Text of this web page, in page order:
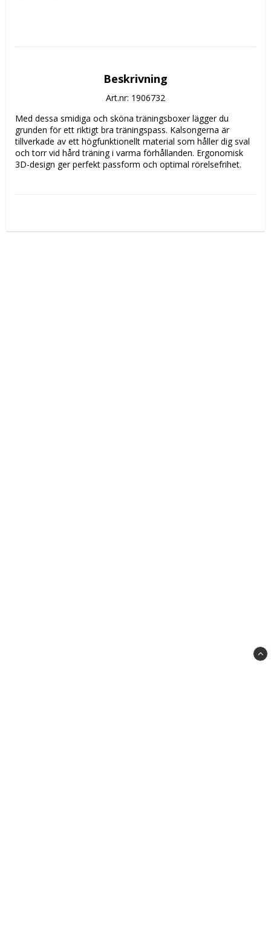
Beskrivning
Art.nr: 1906732
Med dessa smidiga och sköna träningsboxer lägger du
grunden för ett riktigt bra träningspass. Kalsongerna är
tillverkade av ett högfunktionellt material som håller dig sval
och torr vid hård träning i varma förhållanden. Ergonomisk
3D-design ger perfekt passform och optimal rörelsefrihet.